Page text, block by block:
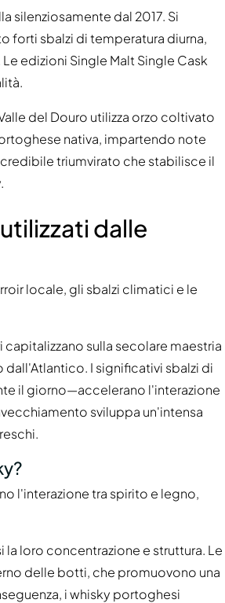
silenziosamente dal 2017. Si
forti sbalzi di temperatura diurna,
edizioni Single Malt Single Cask
del Douro utilizza orzo coltivato
nativa, impartendo note
triumvirato che stabilisce il
dalle
locale, gli sbalzi climatici e le
sulla secolare maestria
I significativi sbalzi di
il giorno—accelerano l'interazione
sviluppa un'intensa
l'interazione tra spirito e legno,
loro concentrazione e struttura. Le
delle botti, che promuovono una
i whisky portoghesi